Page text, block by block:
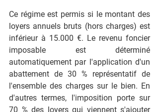
Ce régime est permis si le montant des
loyers annuels bruts (hors charges) est
inférieur à 15.000 €. Le revenu foncier
imposable est déterminé
automatiquement par l'application d'un
abattement de 30 % représentatif de
l'ensemble des charges sur le bien. En
d'autres termes, l'imposition porte sur
70 % des loyers qui viennent s'ajouter